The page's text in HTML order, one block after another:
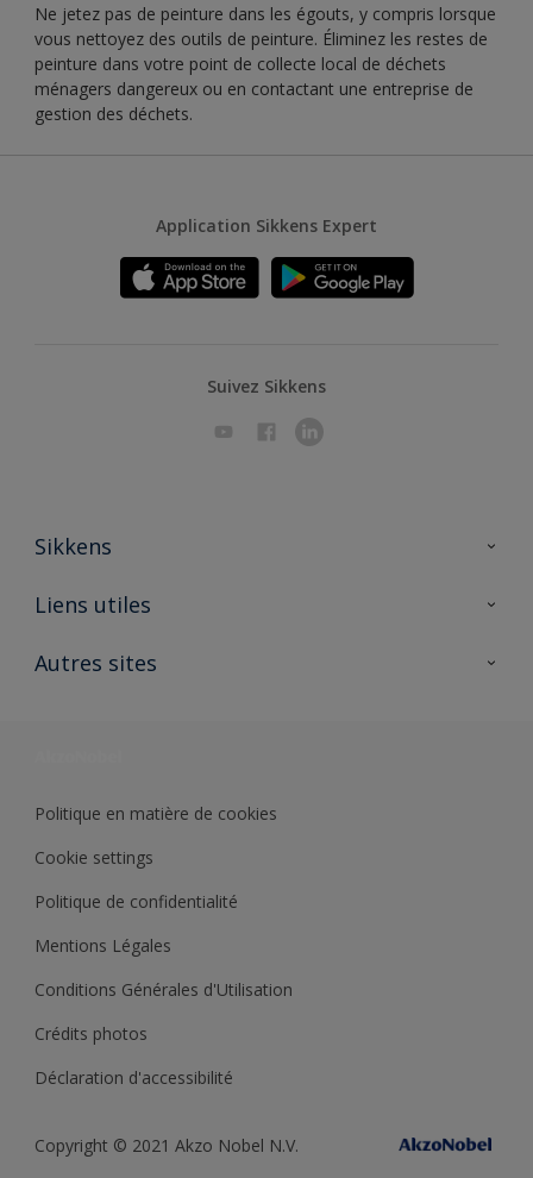
Ne jetez pas de peinture dans les égouts, y compris lorsque
vous nettoyez des outils de peinture. Éliminez les restes de
peinture dans votre point de collecte local de déchets
ménagers dangereux ou en contactant une entreprise de
gestion des déchets.
Application Sikkens Expert
Suivez Sikkens
Sikkens
A propos de Sikkens
Liens utiles
Ouvrir un magasin PASS
Autres sites
Politique en matière de cookies
Cookie settings
Politique de confidentialité
Mentions Légales
Conditions Générales d'Utilisation
Crédits photos
Déclaration d'accessibilité
Copyright © 2021 Akzo Nobel N.V.